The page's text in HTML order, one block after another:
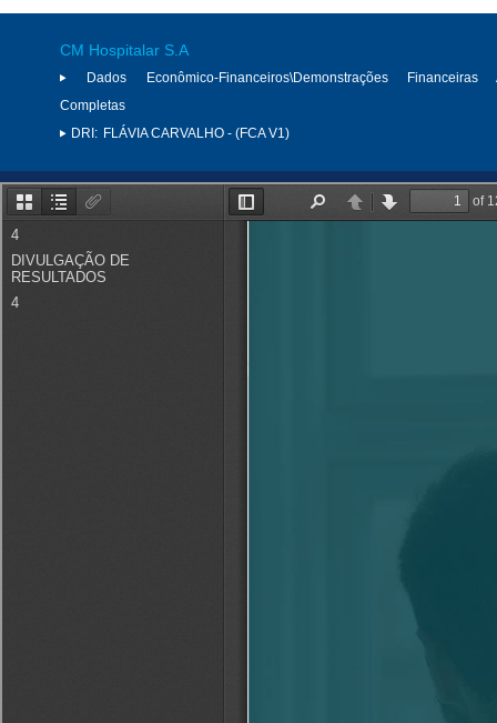
CM Hospitalar S.A
Dados Econômico-Financeiros\Demonstrações Financeiras
Completas
DRI: FLÁVIA CARVALHO - (FCA V1)